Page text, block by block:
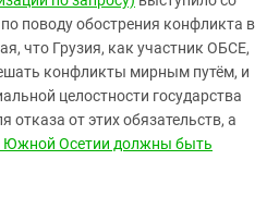
поводу обострения конфликта в
что Грузия, как участник ОБСЕ,
конфликты мирным путём, и
целостности государства
от этих обязательств, а
Южной Осетии должны быть